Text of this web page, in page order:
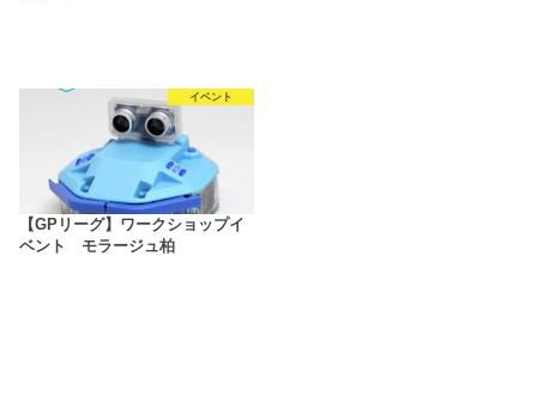
イベント
【GPリーグ】ワークショップイ
ベント モラージュ柏